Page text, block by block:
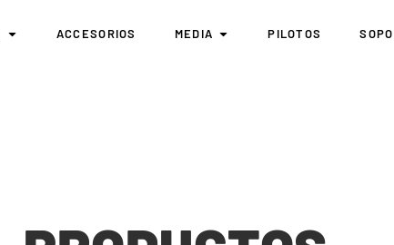
ACCESORIOS MEDIA PILOTOS